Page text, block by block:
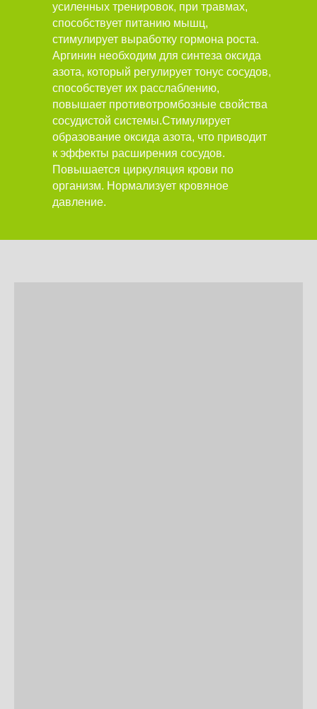
усиленных тренировок, при травмах,
способствует питанию мышц,
стимулирует выработку гормона роста.
Аргинин необходим для синтеза оксида
азота, который регулирует тонус сосудов,
способствует их расслаблению,
повышает противотромбозные свойства
сосудистой системы.Стимулирует
образование оксида азота, что приводит
к эффекты расширения сосудов.
Повышается циркуляция крови по
организм. Нормализует кровяное
давление.